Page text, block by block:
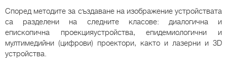
Според методите за създаване на изображение устройствата
са разделени на следните класове: диалогична и
епископична проекцияустройства, епидемиологични и
мултимедийни (цифрови) проектори, както и лазерни и 3D
устройства.